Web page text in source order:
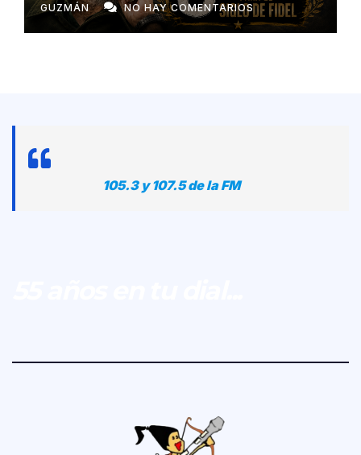
GUZMÁN NO HAY COMENTARIOS
105.3 y 107.5 de la FM